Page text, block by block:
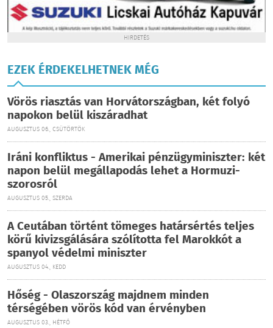
HIRDETÉS
EZEK ÉRDEKELHETNEK MÉG
Vörös riasztás van Horvátországban, két folyó
napokon belül kiszáradhat
AUGUSZTUS 06., CSÜTÖRTÖK
Iráni konfliktus - Amerikai pénzügyminiszter: két
napon belül megállapodás lehet a Hormuzi-
szorosról
AUGUSZTUS 05., SZERDA
A Ceutában történt tömeges határsértés teljes
körű kivizsgálására szólította fel Marokkót a
spanyol védelmi miniszter
AUGUSZTUS 04., KEDD
Hőség - Olaszország majdnem minden
térségében vörös kód van érvényben
AUGUSZTUS 03., HÉTFŐ